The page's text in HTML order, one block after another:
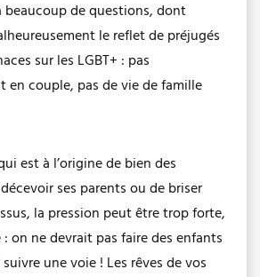
beaucoup de questions, dont
le reflet de préjugés
sur les LGBT+ : pas
en couple, pas de vie de famille
est à l’origine de bien des
ses parents ou de briser
la pression peut être trop forte,
on ne devrait pas faire des enfants
une voie ! Les rêves de vos